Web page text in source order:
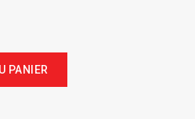
PANIER